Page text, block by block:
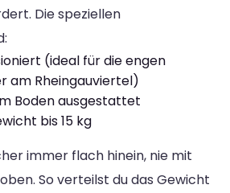
Die speziellen
(ideal für die engen
am Rheingauviertel)
Boden ausgestattet
bis 15 kg
immer flach hinein, nie mit
So verteilst du das Gewicht